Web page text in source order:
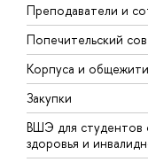
Преподаватели и
Попечительский
Корпуса и
Закупки
ВШЭ для студентов
здоровья и